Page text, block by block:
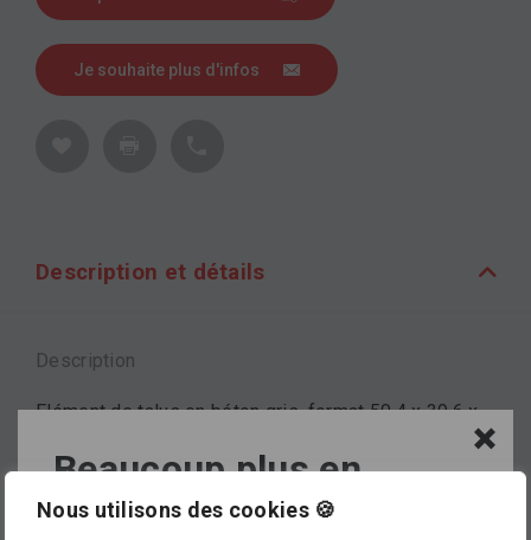
Nous utilisons des cookies 🍪
Je souhaite plus d'infos
Description et détails
Description
Elément de talus en béton gris, format 50.4 x 39.6 x
Beaucoup plus en
magasin !